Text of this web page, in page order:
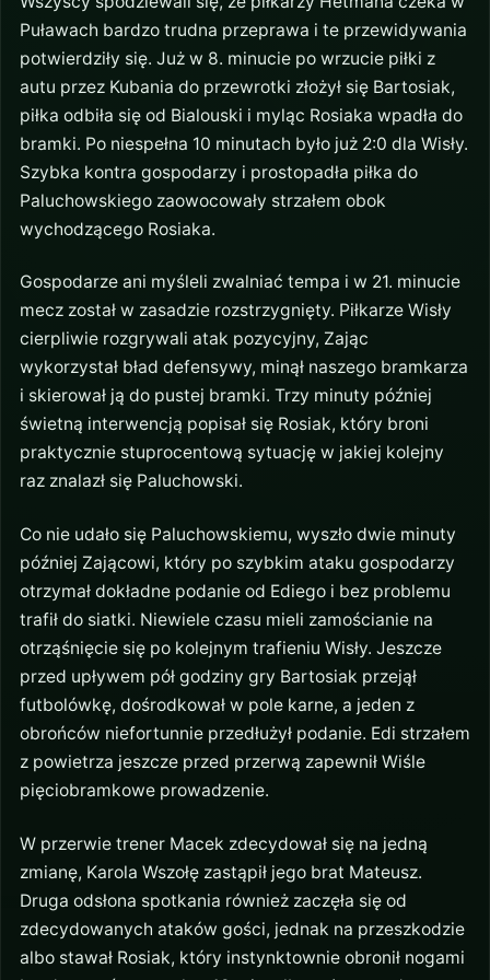
Puławach bardzo trudna przeprawa i te przewidywania
potwierdziły się. Już w 8. minucie po wrzucie piłki z
autu przez Kubania do przewrotki złożył się Bartosiak,
piłka odbiła się od Bialouski i myląc Rosiaka wpadła do
bramki. Po niespełna 10 minutach było już 2:0 dla Wisły.
Szybka kontra gospodarzy i prostopadła piłka do
Paluchowskiego zaowocowały strzałem obok
wychodzącego Rosiaka.
Gospodarze ani myśleli zwalniać tempa i w 21. minucie
mecz został w zasadzie rozstrzygnięty. Piłkarze Wisły
cierpliwie rozgrywali atak pozycyjny, Zając
wykorzystał bład defensywy, minął naszego bramkarza
i skierował ją do pustej bramki. Trzy minuty później
świetną interwencją popisał się Rosiak, który broni
praktycznie stuprocentową sytuację w jakiej kolejny
raz znalazł się Paluchowski.
Co nie udało się Paluchowskiemu, wyszło dwie minuty
później Zającowi, który po szybkim ataku gospodarzy
otrzymał dokładne podanie od Ediego i bez problemu
trafił do siatki. Niewiele czasu mieli zamościanie na
otrząśnięcie się po kolejnym trafieniu Wisły. Jeszcze
przed upływem pół godziny gry Bartosiak przejął
futbolówkę, dośrodkował w pole karne, a jeden z
obrońców niefortunnie przedłużył podanie. Edi strzałem
z powietrza jeszcze przed przerwą zapewnił Wiśle
pięciobramkowe prowadzenie.
W przerwie trener Macek zdecydował się na jedną
zmianę, Karola Wszołę zastąpił jego brat Mateusz.
Druga odsłona spotkania również zaczęła się od
zdecydowanych ataków gości, jednak na przeszkodzie
albo stawał Rosiak, który instynktownie obronił nogami